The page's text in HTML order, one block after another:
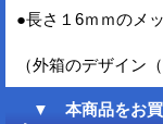
●長さ１6ｍｍのメ
（外箱のデザイン
▼ 本商品をお買